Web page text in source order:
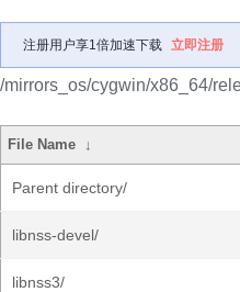
注册用户享1倍加速下载 立即注册
/mirrors_os/cygwin/x86_64/
File Name ↓
Parent directory/
libnss-devel/
libnss3/